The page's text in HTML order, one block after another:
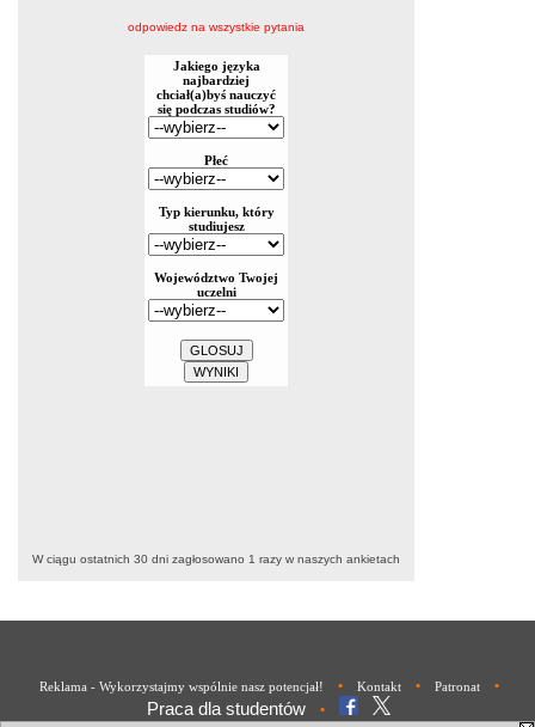
odpowiedz na wszystkie pytania
W ciągu ostatnich 30 dni zagłosowano 1 razy w naszych ankietach
Reklama - Wykorzystajmy wspólnie nasz potencjał! • Kontakt • Patronat •
Praca dla studentów •